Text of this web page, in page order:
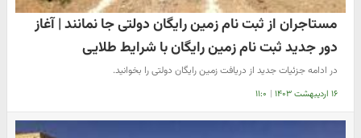
مستاجران از ثبت نام زمین رایگان دولتی جا نمانند | آغاز
دور جدید ثبت نام زمین رایگان با شرایط طلایی
در ادامه جزئیات جدید از دریافت زمین رایگان دولتی را بخوانید.
۱۶ اردیبهشت ۱۴۰۳ | ۱۱:۰